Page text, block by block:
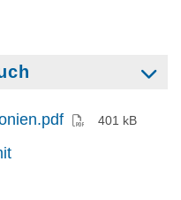
(PDF)401 kB